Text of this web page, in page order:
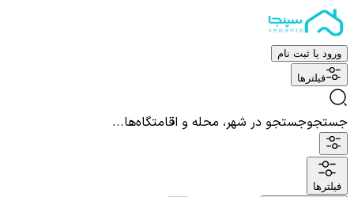
ورود یا ثبت نام
فیلترها
جستجوجستجو در شهر، محله و اقامتگاه‌ها...
فیلترها